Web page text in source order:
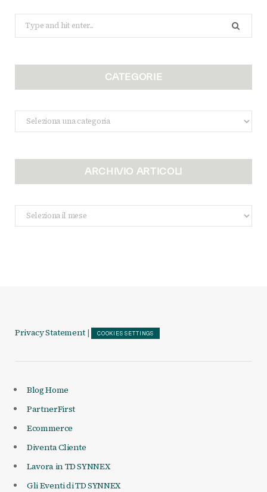
Search
for:
CATEGORIE
Categorie
ARCHIVIO ARTICOLI
Archivio
Articoli
Privacy Statement | COOKIES SETTINGS
Blog Home
PartnerFirst
Ecommerce
Diventa Cliente
Lavora in TD SYNNEX
Gli Eventi di TD SYNNEX